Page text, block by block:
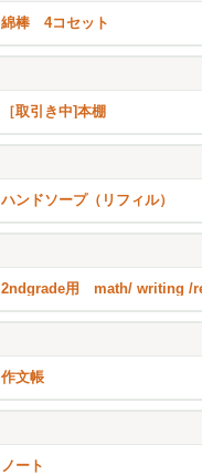
綿棒 4コセット
［取引き中]本棚
ハンドソープ（リフィル）
2ndgrade用 math/ writing /
作文帳
ノート